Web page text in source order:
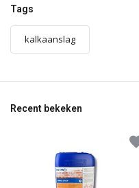
Tags
kalkaanslag
Recent bekeken